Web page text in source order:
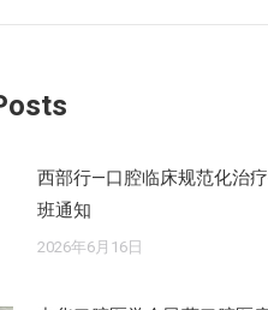
西部行—口腔临床规范化治
班通知
2026年6月16日